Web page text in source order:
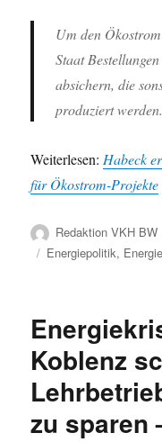
Um den
Staat
absichern, die
produziert werden.
Weiterlesen:Habeck
für Ökostrom-Projekte
Autor
Redaktion VKH BW
Schlagwörter
Energiepolitik,
Koblenz
zu sparen